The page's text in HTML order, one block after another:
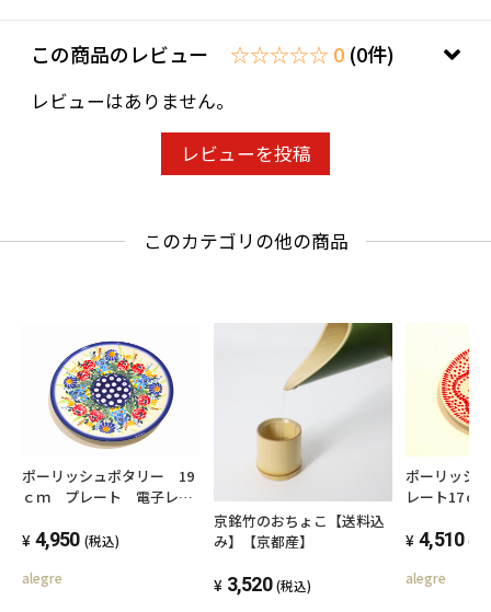
この商品のレビュー ☆☆☆☆☆ 0 (0件)
レビューはありません。
レビューを投稿
このカテゴリの他の商品
ポーリッシュポタリー 19
ｃｍ プレート 電子レン
4,950 (税込)
alegre
京銘竹のおちょこ【送料込
み】【京都産】
3,520 (税込)
ポーリッシ
レート17ｃ
4,510 (税
alegre